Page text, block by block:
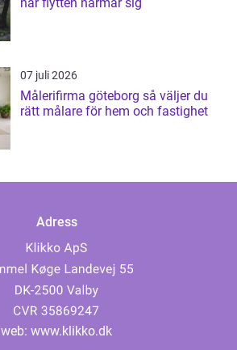
när flytten närmar sig
07 juli 2026
Målerifirma göteborg så väljer du
rätt målare för hem och fastighet
Adress
web: www.klikko.dk